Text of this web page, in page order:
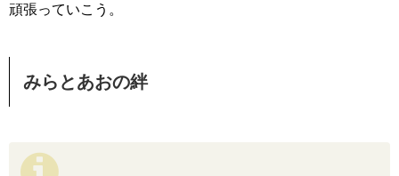
頑張っていこう。
みらとあおの絆